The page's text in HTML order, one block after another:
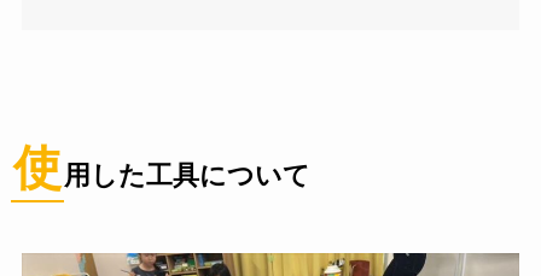
使用した工具について